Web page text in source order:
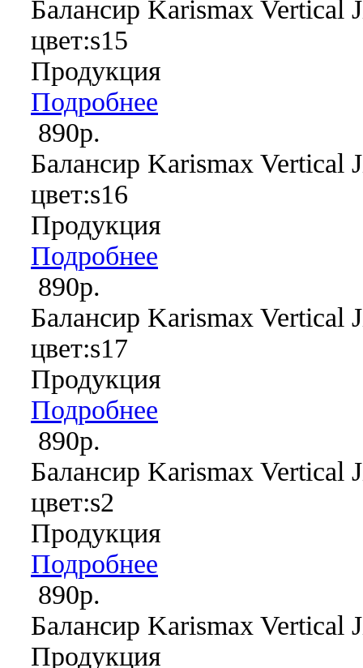
Балансир Karismax Vertical
цвет:s15
Продукция
Подробнее
890р.
Балансир Karismax Vertical
цвет:s16
Продукция
Подробнее
890р.
Балансир Karismax Vertical
цвет:s17
Продукция
Подробнее
890р.
Балансир Karismax Vertical
цвет:s2
Продукция
Подробнее
890р.
Балансир Karismax Vertical
Продукция